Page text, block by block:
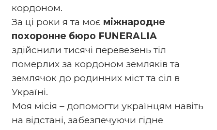
кордоном.
За ці роки я та моє міжнародне
похоронне бюро FUNERALIA
здійснили тисячі перевезень тіл
померлих за кордоном земляків та
землячок до родинних міст та сіл в
Україні.
Моя місія – допомогти українцям навіть
на відстані, забезпечуючи гідне